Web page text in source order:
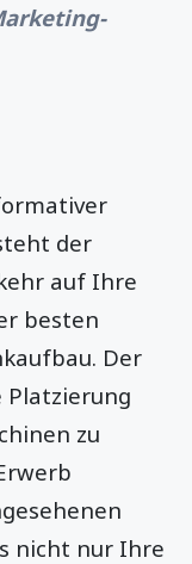
der
auf Ihre
besten
Der
Platzierung
zu
nicht nur Ihre